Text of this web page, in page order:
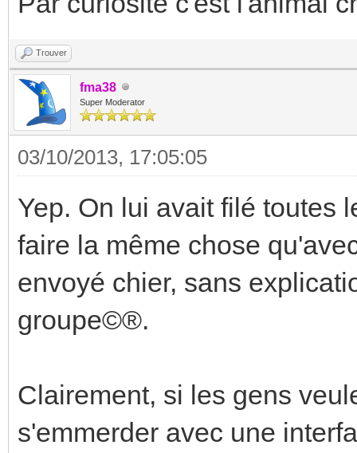
Trouver
fma38
Super Moderator
03/10/2013, 17:05:05
Yep. On lui avait filé toutes
faire la même chose
envoyé chier, sans
groupe©®.
Clairement, si les gens
s'emmerder avec une